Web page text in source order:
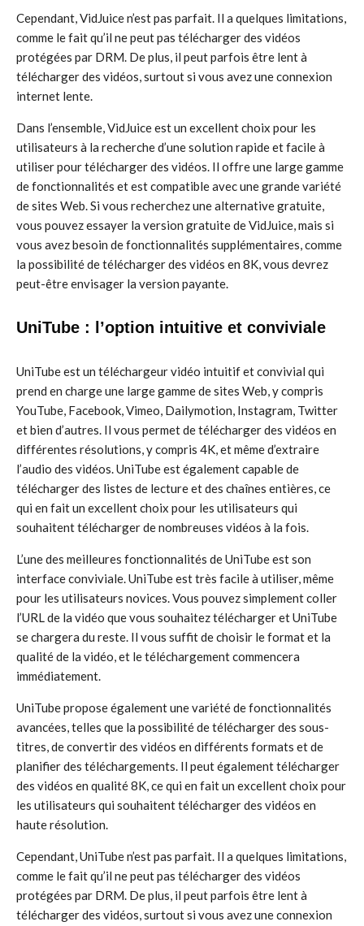
Cependant, VidJuice n’est pas parfait. Il a quelques limitations,
comme le fait qu’il ne peut pas télécharger des vidéos
protégées par DRM. De plus, il peut parfois être lent à
télécharger des vidéos, surtout si vous avez une connexion
internet lente.
Dans l’ensemble, VidJuice est un excellent choix pour les
utilisateurs à la recherche d’une solution rapide et facile à
utiliser pour télécharger des vidéos. Il offre une large gamme
de fonctionnalités et est compatible avec une grande variété
de sites Web. Si vous recherchez une alternative gratuite,
vous pouvez essayer la version gratuite de VidJuice, mais si
vous avez besoin de fonctionnalités supplémentaires, comme
la possibilité de télécharger des vidéos en 8K, vous devrez
peut-être envisager la version payante.
UniTube : l’option intuitive et conviviale
UniTube est un téléchargeur vidéo intuitif et convivial qui
prend en charge une large gamme de sites Web, y compris
YouTube, Facebook, Vimeo, Dailymotion, Instagram, Twitter
et bien d’autres. Il vous permet de télécharger des vidéos en
différentes résolutions, y compris 4K, et même d’extraire
l’audio des vidéos. UniTube est également capable de
télécharger des listes de lecture et des chaînes entières, ce
qui en fait un excellent choix pour les utilisateurs qui
souhaitent télécharger de nombreuses vidéos à la fois.
L’une des meilleures fonctionnalités de UniTube est son
interface conviviale. UniTube est très facile à utiliser, même
pour les utilisateurs novices. Vous pouvez simplement coller
l’URL de la vidéo que vous souhaitez télécharger et UniTube
se chargera du reste. Il vous suffit de choisir le format et la
qualité de la vidéo, et le téléchargement commencera
immédiatement.
UniTube propose également une variété de fonctionnalités
avancées, telles que la possibilité de télécharger des sous-
titres, de convertir des vidéos en différents formats et de
planifier des téléchargements. Il peut également télécharger
des vidéos en qualité 8K, ce qui en fait un excellent choix pour
les utilisateurs qui souhaitent télécharger des vidéos en
haute résolution.
Cependant, UniTube n’est pas parfait. Il a quelques limitations,
comme le fait qu’il ne peut pas télécharger des vidéos
protégées par DRM. De plus, il peut parfois être lent à
télécharger des vidéos, surtout si vous avez une connexion